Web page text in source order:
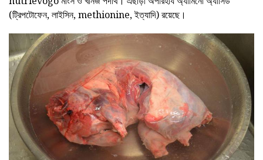
(ট্রিপটোফেন, লাইসিন, methionine, ইত্যাদি) রয়েছে।